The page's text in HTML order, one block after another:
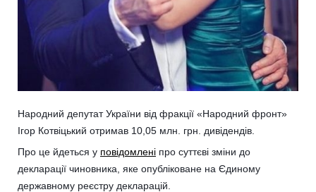
Народний депутат України від фракції «Народний фронт»
Ігор Котвіцький отримав 10,05 млн. грн. дивідендів.
Про це йдеться у повідомлені про суттєві зміни до
декларації чиновника, яке опубліковане на Єдиному
державному реєстру декларацій.